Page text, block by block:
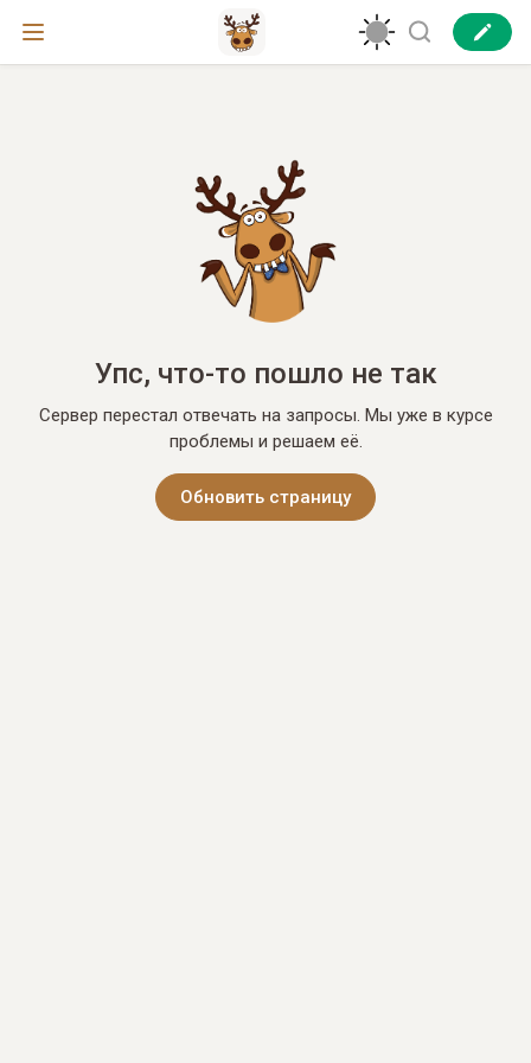
Упс, что-то пошло не так
Сервер перестал отвечать на запросы. Мы уже в курсе
проблемы и решаем её.
Обновить страницу